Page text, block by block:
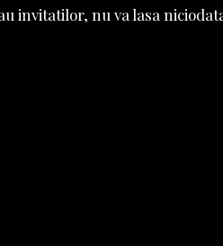
invitatilor, nu va lasa